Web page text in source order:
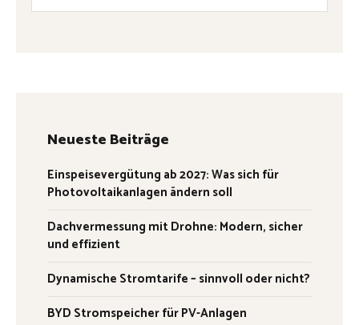
Neueste Beiträge
Einspeisevergütung ab 2027: Was sich für
Photovoltaikanlagen ändern soll
Dachvermessung mit Drohne: Modern, sicher
und effizient
Dynamische Stromtarife – sinnvoll oder nicht?
BYD Stromspeicher für PV-Anlagen